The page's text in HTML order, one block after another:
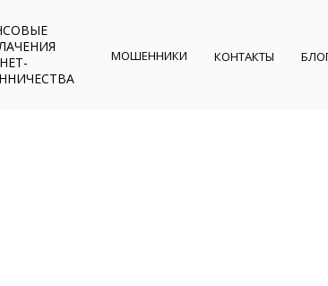
МОШЕННИКИ КОНТАКТЫ